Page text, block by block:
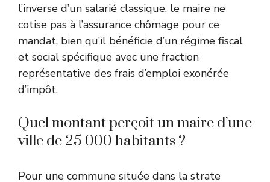
l’inverse d’un salarié classique, le maire ne
cotise pas à l’assurance chômage pour ce
mandat, bien qu’il bénéficie d’un régime fiscal
et social spécifique avec une fraction
représentative des frais d’emploi exonérée
d’impôt.
Quel montant perçoit un maire d’une
ville de 25 000 habitants ?
Pour une commune située dans la strate